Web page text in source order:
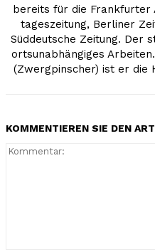
bereits für die Frankfurter
tageszeitung, Berliner
Süddeutsche Zeitung. Der
ortsunabhängiges
(Zwergpinscher) ist er die
KOMMENTIEREN SIE DEN